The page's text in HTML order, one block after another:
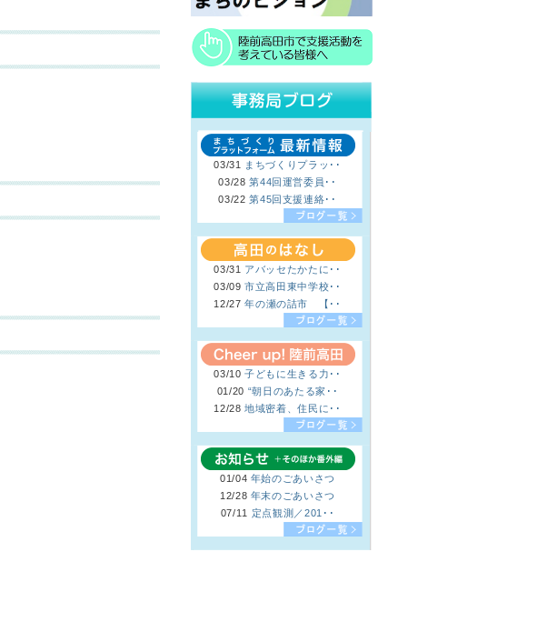
03/31
まちづくりプラッ･･
03/28第44回運営委員･･
03/22第45回支援連絡･･
03/31 アバッセたかたに･･
03/09市立高田東中学校･･
12/27年の瀬の詰市 【･･
03/10子どもに生きる力･･
01/20 “朝日のあたる家･･
12/28地域密着、住民に･･
01/04 年始のごあいさつ
12/28 年末のごあいさつ
07/11
定点観測／201･･